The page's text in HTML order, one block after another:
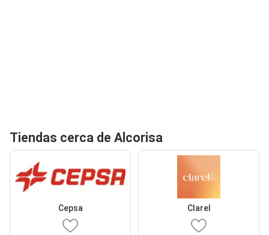
Tiendas cerca de Alcorisa
Cepsa Clarel